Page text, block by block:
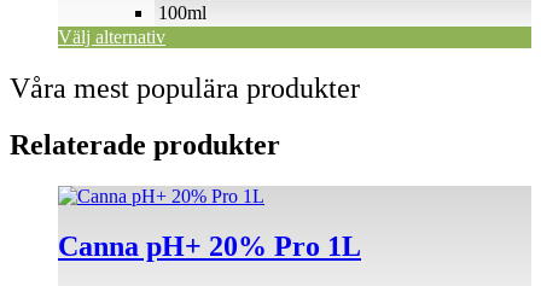
100ml
Välj alternativ
på
produktsidan
Våra mest populära produkter
Relaterade produkter
Canna pH+ 20% Pro 1L